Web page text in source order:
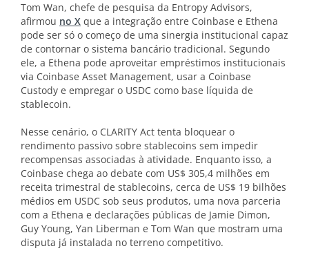
Tom Wan, chefe de pesquisa da Entropy Advisors,
afirmou no X que a integração entre Coinbase e Ethena
pode ser só o começo de uma sinergia institucional capaz
de contornar o sistema bancário tradicional. Segundo
ele, a Ethena pode aproveitar empréstimos institucionais
via Coinbase Asset Management, usar a Coinbase
Custody e empregar o USDC como base líquida de
stablecoin.
Nesse cenário, o CLARITY Act tenta bloquear o
rendimento passivo sobre stablecoins sem impedir
recompensas associadas à atividade. Enquanto isso, a
Coinbase chega ao debate com US$ 305,4 milhões em
receita trimestral de stablecoins, cerca de US$ 19 bilhões
médios em USDC sob seus produtos, uma nova parceria
com a Ethena e declarações públicas de Jamie Dimon,
Guy Young, Yan Liberman e Tom Wan que mostram uma
disputa já instalada no terreno competitivo.